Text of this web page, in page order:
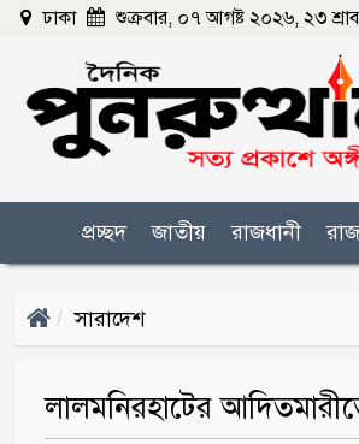
ঢাকা শুক্রবার, ০৭ আগষ্ট ২০২৬, ২৩
প্রচ্ছদ জাতীয় রাজধানী
সারাদেশ
লালমনিরহাটের